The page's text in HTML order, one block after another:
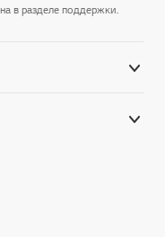
в разделе поддержки.